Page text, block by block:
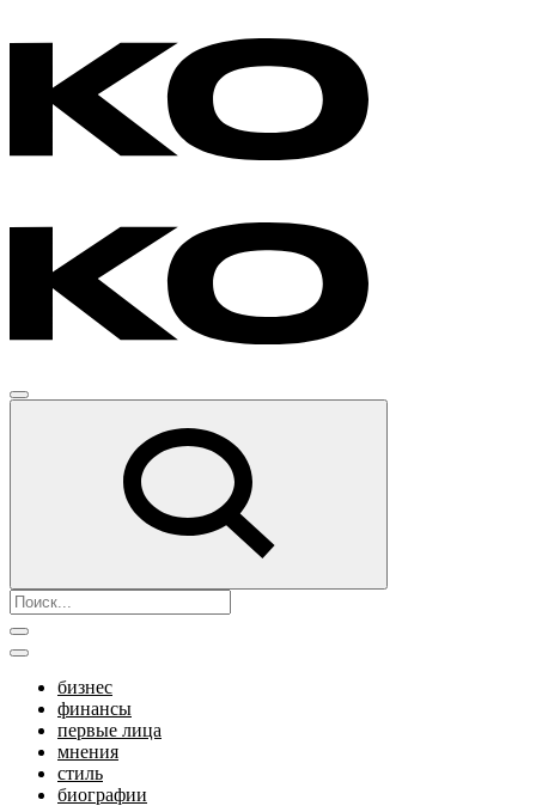
бизнес
финансы
первые лица
мнения
стиль
биографии